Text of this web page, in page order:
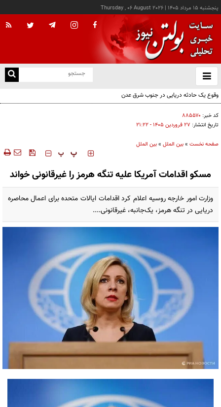
پنجشنبه ۱۵ مرداد ۱۴۰۵ |
Thursday , 06 August 2026
باز
و
وقوع یک حادثه دریایی در جنوب شرق عدن
کد خبر: ۸۸۵۵۷۰
تاریخ انتشار: ۲۷ فروردين ۱۴۰۵ - ۲۱:۲۲
صفحه نخست »بین الملل »بین الملل
‍‍‍ پ پ
مسکو اقدامات آمریکا علیه تنگه هرمز را غیرقانونی خواند
وزارت امور خارجه روسیه اعلام کرد اقدامات ایالات متحده برای اعمال محاصره
دریایی در تنگه هرمز، یک‌جانبه، غیرقانونی....